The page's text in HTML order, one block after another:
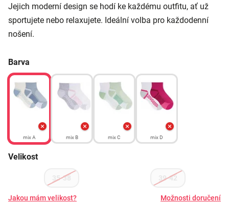
Jejich moderní design se hodí ke každému outfitu, ať už
sportujete nebo relaxujete. Ideální volba pro každodenní
nošení.
Barva
mix A mix B mix C mix D
Velikost
35-38 39-42
Jakou mám velikost? Možnosti doručení